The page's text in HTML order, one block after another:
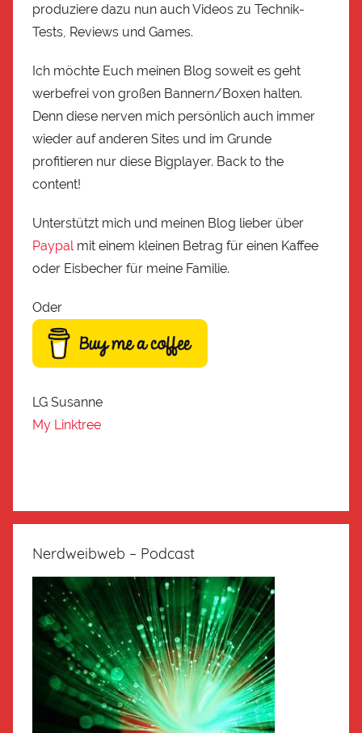
produziere dazu nun auch Videos zu Technik-
Tests, Reviews und Games.
Ich möchte Euch meinen Blog soweit es geht
werbefrei von großen Bannern/Boxen halten.
Denn diese nerven mich persönlich auch immer
wieder auf anderen Sites und im Grunde
profitieren nur diese Bigplayer. Back to the
content!
Unterstützt mich und meinen Blog lieber über
Paypalmit einem kleinen Betrag für einen Kaffee
oder Eisbecher für meine Familie.
Oder
LG Susanne
My Linktree
Nerdweibweb – Podcast